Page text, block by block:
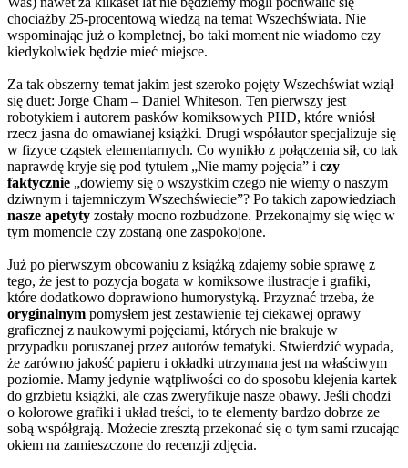
chociażby 25-procentową wiedzą na temat Wszechświata. Nie
wspominając już o kompletnej, bo taki moment nie wiadomo czy
kiedykolwiek będzie mieć miejsce.
Za tak obszerny temat jakim jest szeroko pojęty Wszechświat wziął
się duet: Jorge Cham – Daniel Whiteson. Ten pierwszy jest
robotykiem i autorem pasków komiksowych PHD, które wniósł
rzecz jasna do omawianej książki. Drugi współautor specjalizuje się
w fizyce cząstek elementarnych. Co wynikło z połączenia sił, co tak
naprawdę kryje się pod tytułem „Nie mamy pojęcia” i czy
faktycznie „dowiemy się o wszystkim czego nie wiemy o naszym
dziwnym i tajemniczym Wszechświecie”? Po takich zapowiedziach
nasze apetyty zostały mocno rozbudzone. Przekonajmy się więc w
tym momencie czy zostaną one zaspokojone.
Już po pierwszym obcowaniu z książką zdajemy sobie sprawę z
tego, że jest to pozycja bogata w komiksowe ilustracje i grafiki,
które dodatkowo doprawiono humorystyką. Przyznać trzeba, że
oryginalnym pomysłem jest zestawienie tej ciekawej oprawy
graficznej z naukowymi pojęciami, których nie brakuje w
przypadku poruszanej przez autorów tematyki. Stwierdzić wypada,
że zarówno jakość papieru i okładki utrzymana jest na właściwym
poziomie. Mamy jedynie wątpliwości co do sposobu klejenia kartek
do grzbietu książki, ale czas zweryfikuje nasze obawy. Jeśli chodzi
o kolorowe grafiki i układ treści, to te elementy bardzo dobrze ze
sobą współgrają. Możecie zresztą przekonać się o tym sami rzucając
okiem na zamieszczone do recenzji zdjęcia.